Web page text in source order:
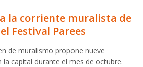
la corriente muralista de
Festival Parees
de muralismo propone nueve
la capital durante el mes de octubre.